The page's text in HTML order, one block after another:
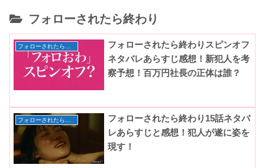
フォローされたら終わり
フォローされたら終わりスピンオフ
ネタバレあらすじ感想！新犯人を考
察予想！百万円社長の正体は誰？
フォローされたら終わり15話ネタバ
レあらすじと感想！犯人が遂に姿を
現す！